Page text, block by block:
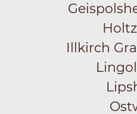
Illkirch